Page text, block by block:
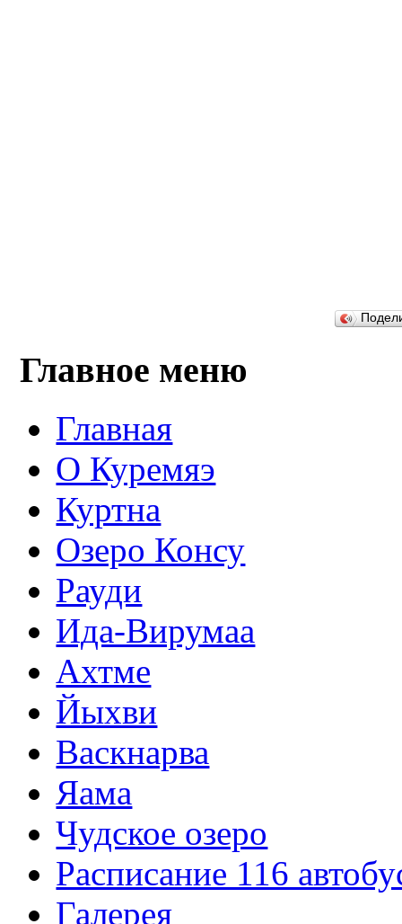
Главное меню
Главная
О Куремяэ
Куртна
Озеро Консу
Рауди
Ида-Вирумаа
Ахтме
Йыхви
Васкнарва
Яама
Чудское озеро
Расписание 116
Галерея